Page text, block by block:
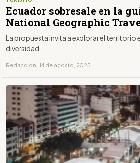
Ecuador sobresale en la
National Geographic
La propuesta invita a explorar el territorio
diversidad
Redacción · 14 de agosto, 2025